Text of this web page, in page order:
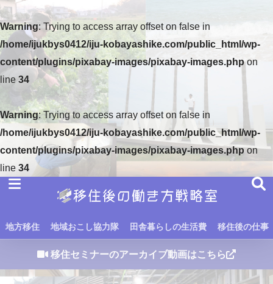
Warning: Trying to access array offset on false in
/home/ijukbys0412/iju-kobayashike.com/public_html/wp-
content/plugins/pixabay-images/pixabay-images.phpon
line 34
Warning: Trying to access array offset on false in
/home/ijukbys0412/iju-kobayashike.com/public_html/wp-
content/plugins/pixabay-images/pixabay-images.phpon
line 34
地方移住 地域おこし協力隊 田舎暮らしの生活費 移住後の仕事
移住セミナーのアーカイブ動画はこちら